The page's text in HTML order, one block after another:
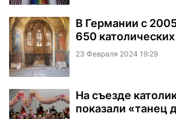
В Германии с
650
23 Февраля 2024 19:29
На съезде
показали «танец